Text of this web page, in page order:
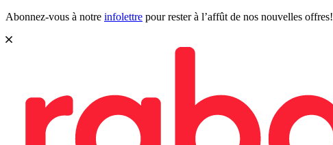
Abonnez-vous à notre infolettre pour rester à l’affût de nos nouvelles offres!